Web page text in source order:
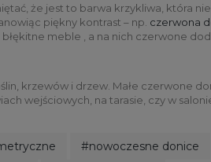
że jest to barwa krzykliwa, która
piękny kontrast – np. czerwona
meble , a na nich czerwone
krzewów i drzew. Małe czerwone
wejściowych, na tarasie, czy w
#nowoczesne donice